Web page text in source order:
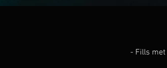
- Fills met